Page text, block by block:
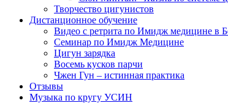
Творчество цигунистов
Дистанционное обучение
Видео с ретрита по Имидж медицине в
Семинар по Имидж Медицине
Цигун зарядка
Восемь кусков парчи
Чжен Гун – истинная практика
Отзывы
Музыка по кругу УСИН